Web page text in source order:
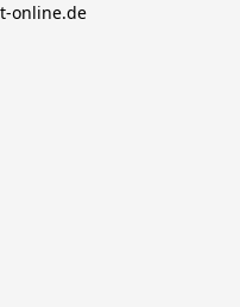
online.de